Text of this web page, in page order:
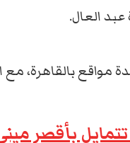
عبد العال.
مواقع بالقاهرة،
تتمايل بأقصر